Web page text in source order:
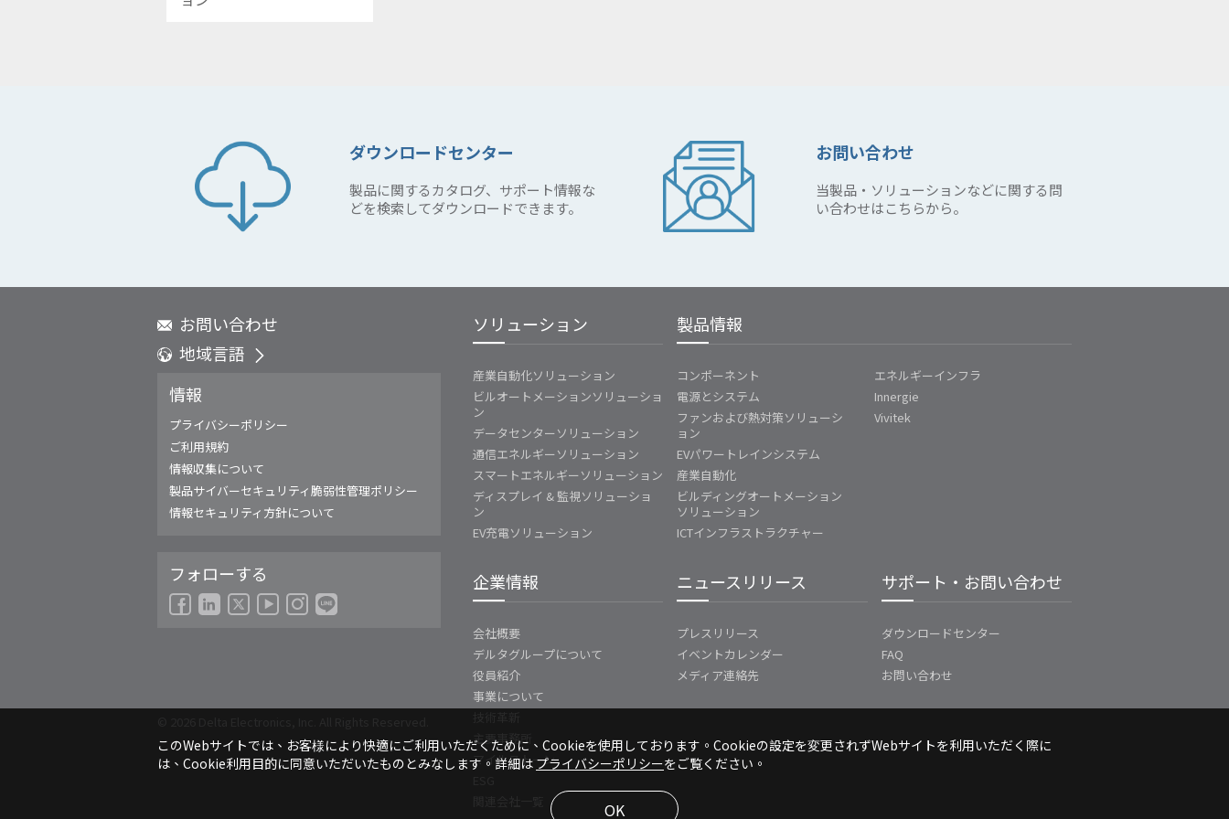
ダウンロードセンター
製品に関するカタログ、サポート情報な
どを検索してダウンロードできます。
お問い合わせ
当製品・ソリューションなどに関する問
い合わせはこちらから。
お問い合わせ
地域言語
Global - 繁體中文
Americas - English
Australia - English
China - 简体中文
EMEA - English
EMEA - Deutsch
India - English
Japan - 日本語
Korea - 한국어
情報
プライバシーポリシー
ご利用規約
情報収集について
製品サイバーセキュリティ脆弱性管理ポリシー
情報セキュリティ方針について
フォローする
ソリューション
産業自動化ソリューション
ビルオートメーションソリューショ
ン
データセンターソリューション
通信エネルギーソリューション
スマートエネルギーソリューション
ディスプレイ & 監視ソリューショ
ン
EV充電ソリューション
製品情報
コンポーネント
電源とシステム
ファンおよび熱対策ソリューシ
ョン
EVパワートレインシステム
産業自動化
ビルディングオートメーション
ソリューション
ICTインフラストラクチャー
エネルギーインフラ
Innergie
Vivitek
企業情報
会社概要
デルタグループについて
役員紹介
事業について
主要事務所
マイルストーン
ニュースリリース
プレスリリース
イベントカレンダー
メディア連絡先
サポート・お問い合わせ
ダウンロードセンター
FAQ
お問い合わせ
このWebサイトでは、お客様により快適にご利用いただくために、Cookieを使用しております。Cookieの設定を変更されずWebサイトを利用いただく際に
は、Cookie利用目的に同意いただいたものとみなします。詳細は プライバシーポリシーをご覧ください。
OK